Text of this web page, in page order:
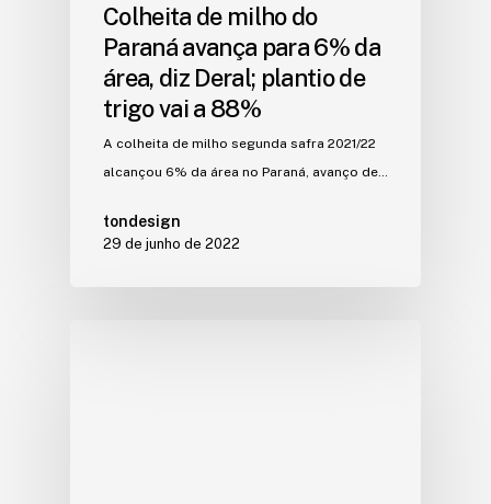
Colheita de milho do
Paraná avança para 6% da
área, diz Deral; plantio de
trigo vai a 88%
A colheita de milho segunda safra 2021/22
alcançou 6% da área no Paraná, avanço de…
tondesign
29 de junho de 2022